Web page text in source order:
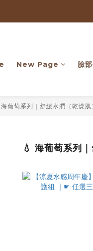
週年慶限定｜購買
New Page 臉
海葡萄系列｜舒緩水潤（乾燥肌
💧 海葡萄系列